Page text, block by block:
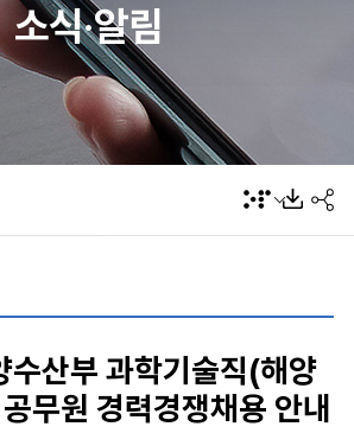
소식·알림
회 회의결과
산부 과학기술직(해양
무원 경력경쟁채용 안내